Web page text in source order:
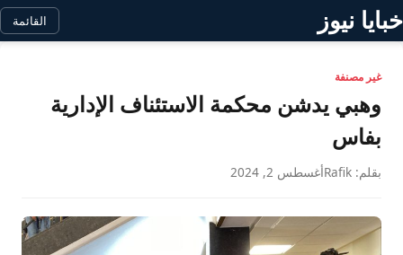
خبايا نيوز القائمة
غير مصنفة
وهبي يدشن محكمة الاستئناف الإدارية
بفاس
بقلم: Rafik أغسطس 2, 2024